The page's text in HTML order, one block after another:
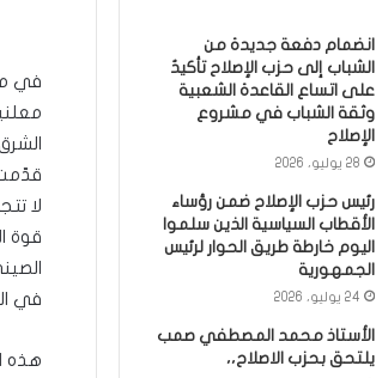
في
لا
قوة
في
انضمام دفعة جديدة من
الشباب إلى حزب الإصلاح تأكيدٌ
على اتساع القاعدة الشعبية
وثقة الشباب في مشروع
الإصلاح
28 يوليو، 2026
رئيس حزب الإصلاح ضمن رؤساء
الأقطاب السياسية الذين سلموا
اليوم خارطة طريق الحوار لرئيس
الجمهورية
24 يوليو، 2026
الأستاذ محمد المصطفي صمب
يلتحق بحزب الاصلاح،،